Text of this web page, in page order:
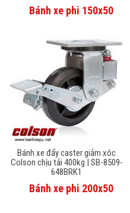
Bánh xe phi 150x50
Bánh xe đẩy caster giảm xóc
Colson chịu tải 400kg | SB-8509-
648BRK1
Bánh xe phi 200x50